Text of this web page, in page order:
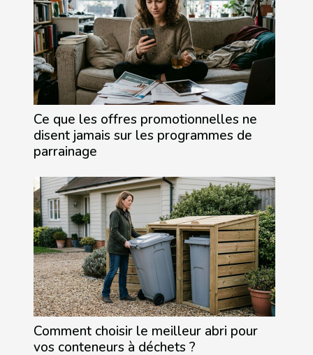
Ce que les offres promotionnelles ne
disent jamais sur les programmes de
parrainage
Comment choisir le meilleur abri pour
vos conteneurs à déchets ?